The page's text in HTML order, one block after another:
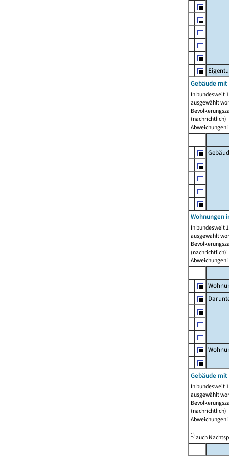
Gebäude
In bundesweit
ausgewählt
Abweichungen
Wohnungen
In bundesweit
ausgewählt
Abweichungen
Gebäude
In bundesweit
ausgewählt
Abweichungen
1)auch